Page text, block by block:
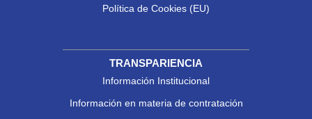
Política de Cookies (EU)
TRANSPARIENCIA
Información Institucional
Información en materia de contratación